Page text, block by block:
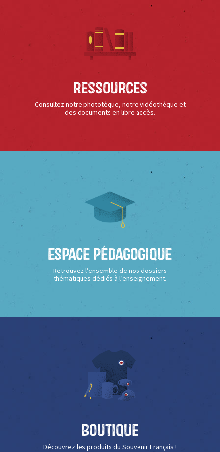
Ressources
Consultez notre phototèque, notre vidéothèque et
des documents en libre accès.
Espace Pédagogique
Retrouvez l’ensemble de nos dossiers
thématiques dédiés à l’enseignement.
Boutique
Découvrez les produits du Souvenir Français !